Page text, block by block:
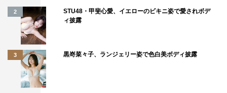
木京香）が取った行動とは…？
＜WEB＞
公式サイト：
公式Twitter：
2
STU48・甲斐心愛、イエローのビキニ姿で愛されボデ
ィ披露
3 黒嵜菜々子、ランジェリー姿で色白美ボディ披露